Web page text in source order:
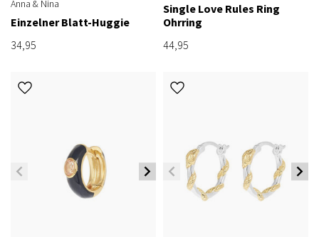
Anna & Nina
Einzelner Blatt-Huggie
34,95
Single Love Rules Ring
Ohrring
44,95